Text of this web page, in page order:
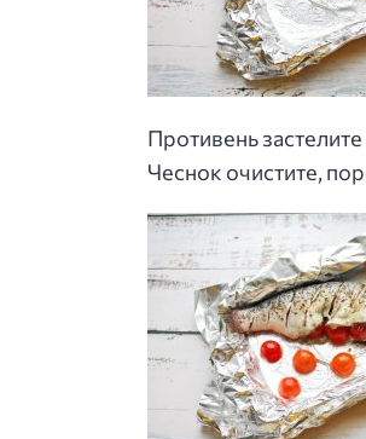
Противень
Чеснок очистите,